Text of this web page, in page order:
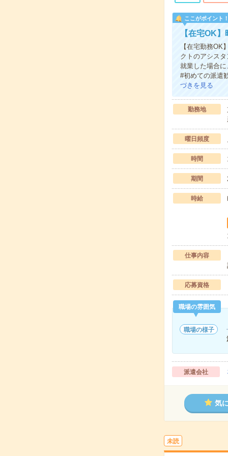
ここがポイント
【在宅OK
【在宅勤務
クトのアシス
就業した場合
#初めての派遣
づきを見る
勤務地
曜日頻度
時間
期間
時給
仕事内容
応募資格
職場の雰囲気
職場の様子
派遣会社
気
未読